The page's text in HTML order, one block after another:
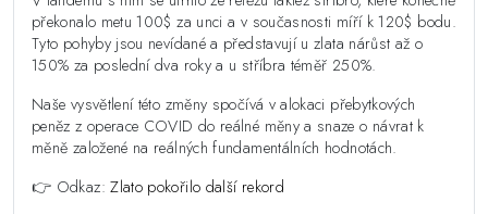
překonalo metu 100$ za unci a v současnosti míří k 120$ bodu.
Tyto pohyby jsou nevídané a představují u zlata nárůst až o
150% za poslední dva roky a u stříbra téměř 250%.
Naše vysvětlení této změny spočívá v alokaci přebytkových
peněz z operace COVID do reálné měny a snaze o návrat k
měně založené na reálných fundamentálních hodnotách.
👉 Odkaz:Zlato pokořilo další rekord